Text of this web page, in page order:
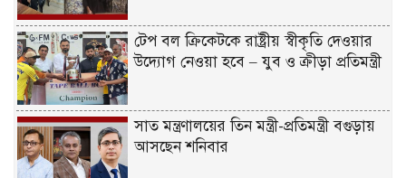
টেপ বল ক্রিকেটকে রাষ্ট্রীয় স্বীকৃতি দেওয়ার
উদ্যোগ নেওয়া হবে – যুব ও ক্রীড়া প্রতিমন্ত্রী
সাত মন্ত্রণালয়ের তিন মন্ত্রী-প্রতিমন্ত্রী বগুড়ায়
আসছেন শনিবার